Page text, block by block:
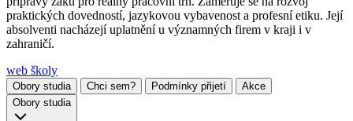
praktických dovedností, jazykovou vybavenost a profesní etiku. Její
absolventi nacházejí uplatnění u významných firem v kraji i v
zahraničí.
web školy
Obory studia Chci sem? Podmínky přijetí
Akce
Obory studia